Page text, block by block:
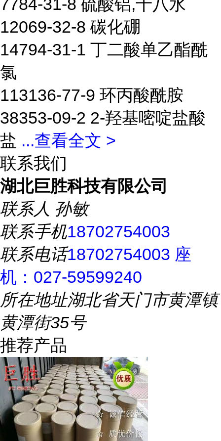
7784-31-8 硫酸铝,十八水
12069-32-8 碳化硼
14794-31-1 丁二酸单乙酯酰
氯
113136-77-9 环丙酸酰胺
38353-09-2 2-羟基嘧啶盐酸
盐 ...查看全文 >
联系我们
湖北巨胜科技有限公司
联系人 孙敏
联系手机18702754003
联系电话18702754003 座
机：027-59599240
所在地址湖北省天门市黄潭镇
黄潭街35号
推荐产品